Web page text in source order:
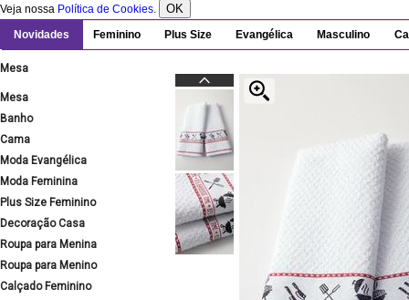
Veja nossa Política de Cookies. OK
Novidades Feminino Plus Size Evangélica Masculino
Mesa
Mesa
Banho
Cama
Moda Evangélica
Moda Feminina
Plus Size Feminino
Decoração Casa
Roupa para Menina
Roupa para Menino
Calçado Feminino